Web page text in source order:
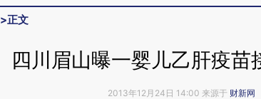
>正文
四川眉山曝一婴儿乙肝疫苗
2013年12月24日 14:00 来源于 财新网